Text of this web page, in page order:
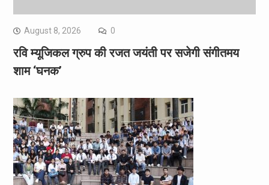
August 8, 2026 0
रवि म्यूजिकल ग्रुप की रजत जयंती पर सजेगी संगीतमय
शाम ‘घनक’